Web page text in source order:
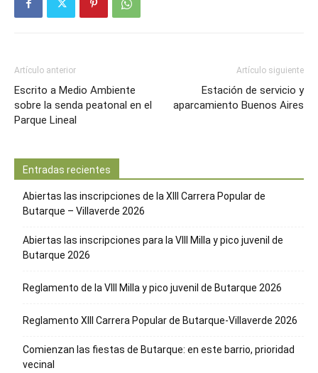
Artículo anterior
Escrito a Medio Ambiente
sobre la senda peatonal en el
Parque Lineal
Artículo siguiente
Estación de servicio y
aparcamiento Buenos Aires
Entradas recientes
Abiertas las inscripciones de la XIII Carrera Popular de
Butarque – Villaverde 2026
Abiertas las inscripciones para la VIII Milla y pico juvenil de
Butarque 2026
Reglamento de la VIII Milla y pico juvenil de Butarque 2026
Reglamento XIII Carrera Popular de Butarque-Villaverde 2026
Comienzan las fiestas de Butarque: en este barrio, prioridad
vecinal